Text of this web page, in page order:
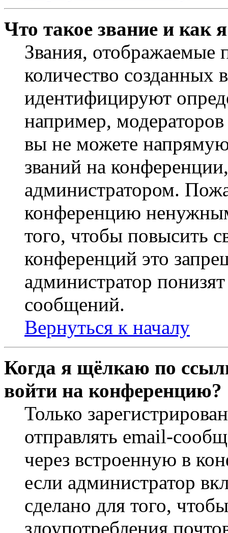
Что такое звание и как
Звания,
количество
идентифицируют
например,
вы не можете
званий на
администратором.
конференцию
того, чтобы повысить
конференций это
администратор
сообщений.
Вернуться к началу
Когда я щёлкаю по
войти на конференцию?
Только
отправлять email-
через встроенную в
если администратор
сделано для того,
злоупотребления